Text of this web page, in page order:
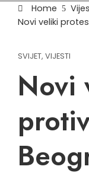
Home
Novi veliki
SVIJET, VIJESTI
Novi